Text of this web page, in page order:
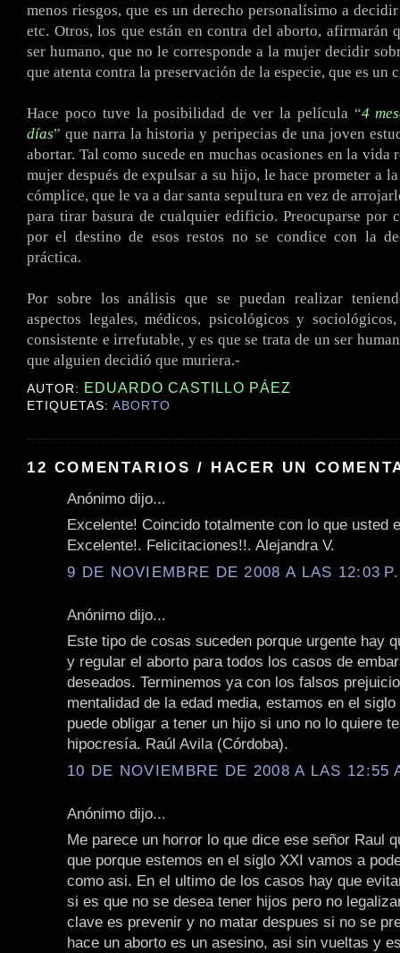
menos riesgos, que es un derecho personalísimo a
etc. Otros, los que están en contra del aborto, afirmarán
ser humano, que no le corresponde a la mujer decidir
que atenta contra la preservación de la especie, que es un
Hace poco tuve la posibilidad de ver la película “4
días” que narra la historia y peripecias de una joven
abortar. Tal como sucede en muchas ocasiones en la vida
mujer después de expulsar a su hijo, le hace prometer a
cómplice, que le va a dar santa sepultura en vez de
para tirar basura de cualquier edificio. Preocuparse por
por el destino de esos restos no se condice con la
práctica.
Por sobre los análisis que se puedan realizar
aspectos legales, médicos, psicológicos y
consistente e irrefutable, y es que se trata de un ser
que alguien decidió que muriera.-
AUTOR: EDUARDO CASTILLO PÁEZ
ETIQUETAS:ABORTO
12 COMENTARIOS / HACER UN
Anónimo dijo...
Excelente! Coincido totalmente con lo que usted
Excelente!. Felicitaciones!!. Alejandra V.
9 DE NOVIEMBRE DE 2008 A LAS 12:03
Anónimo dijo...
Este tipo de cosas suceden porque urgente hay
y regular el aborto para todos los casos de
deseados. Terminemos ya con los falsos
mentalidad de la edad media, estamos en el
puede obligar a tener un hijo si uno no lo quiere
hipocresía. Raúl Avila (Córdoba).
10 DE NOVIEMBRE DE 2008 A LAS 12:55
Anónimo dijo...
Me parece un horror lo que dice ese señor Raul
que porque estemos en el siglo XXI vamos a
como asi. En el ultimo de los casos hay que
si es que no se desea tener hijos pero no
clave es prevenir y no matar despues si no se
hace un aborto es un asesino, asi sin vueltas y